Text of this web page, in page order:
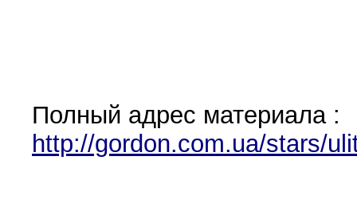
Полный адрес материала :
http://gordon.com.ua/stars/